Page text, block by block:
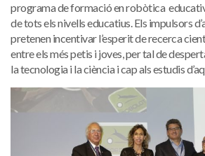
programa de formació en robòtica
de tots els nivells educatius. Els impulsors
pretenen incentivar l’esperit de recerca
entre els més petis i joves, per tal de
la tecnologia i la ciència i cap als estudis